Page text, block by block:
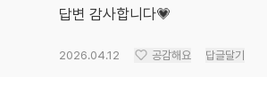
답변 감사합니다💗
2026.04.12 공감해요 답글달기